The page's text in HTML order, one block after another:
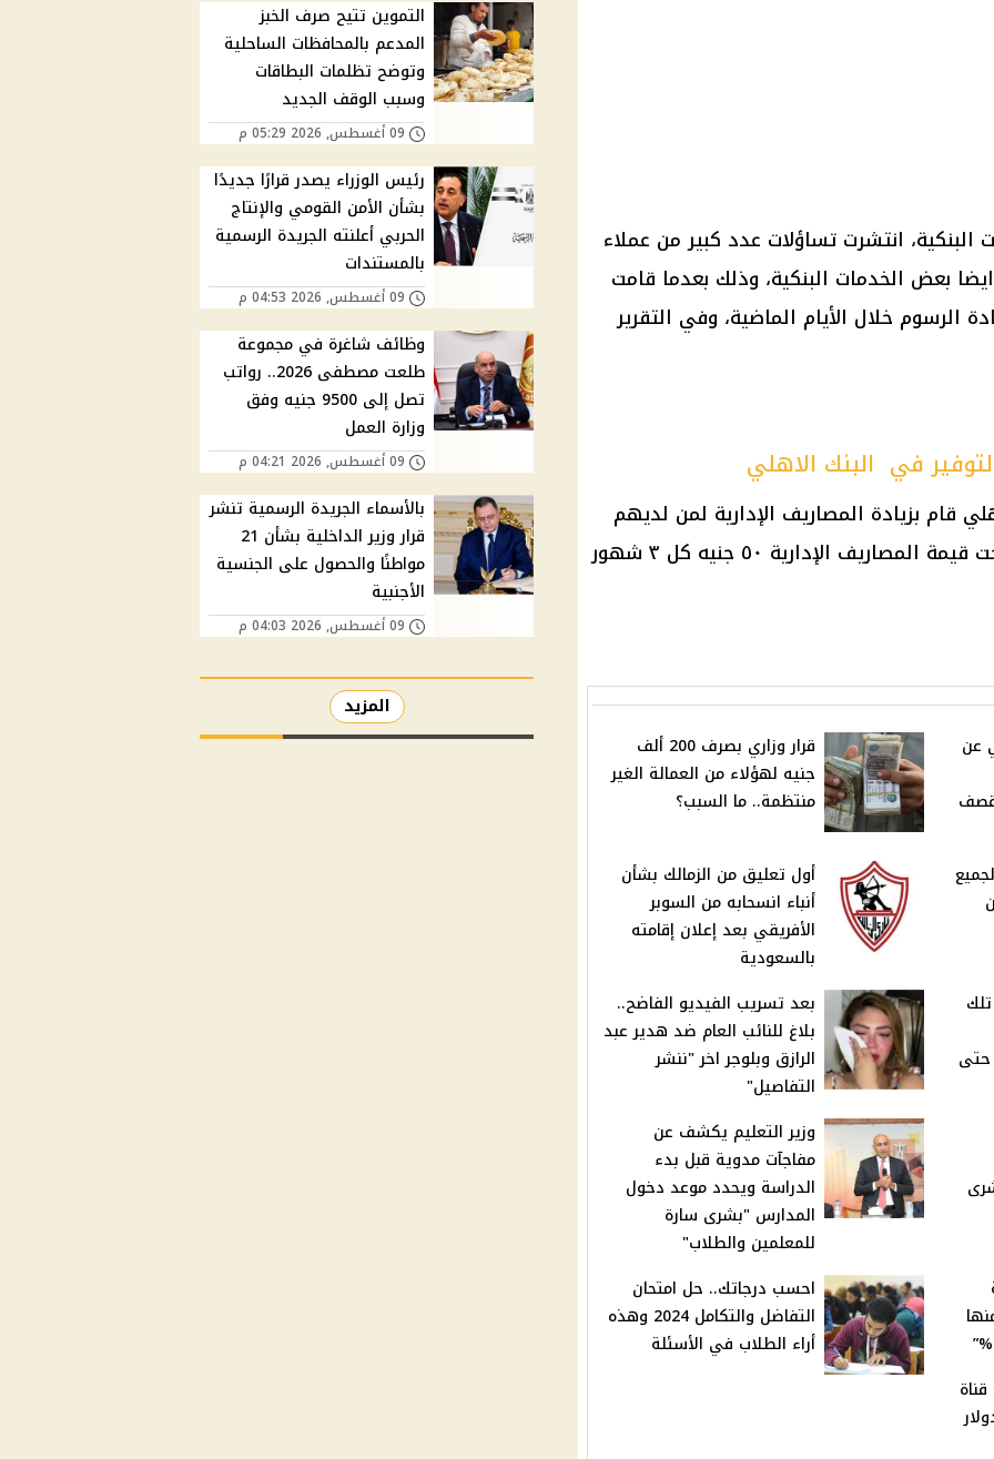
البنكية، انتشرت تساؤلات عدد كبير من عملاء
بعض الخدمات البنكية، وذلك بعدما قامت
الرسوم خلال الأيام الماضية، وفي التقرير
في البنك الاهلي
قام بزيادة المصاريف الإدارية لمن لديهم
المصاريف الإدارية ٥٠ جنيه كل ٣
شهور
عن
قصف
قرار وزاري بصرف 200 ألف
جنيه لهؤلاء من العمالة الغير
منتظمة.. ما السبب؟
أول تعليق من الزمالك بشأن
أنباء انسحابه من السوبر
الأفريقي بعد إعلان إقامته
بالسعودية
تلك
حتى
بعد تسريب الفيديو الفاضح..
بلاغ للنائب العام ضد هدير عبد
الرازق وبلوجر اخر "ننشر
التفاصيل"
وزير التعليم يكشف عن
مفاجآت مدوية قبل بدء
الدراسة ويحدد موعد دخول
المدارس "بشرى سارة
للمعلمين والطلاب"
احسب درجاتك.. حل امتحان
التفاضل والتكامل 2024 وهذه
أراء الطلاب في الأسئلة
التموين تتيح صرف الخبز
المدعم بالمحافظات الساحلية
وتوضح تظلمات البطاقات
وسبب الوقف الجديد
09 أغسطس, 2026 05:29 م
رئيس الوزراء يصدر قرارًا جديدًا
بشأن الأمن القومي والإنتاج
الحربي أعلنته الجريدة الرسمية
بالمستندات
09 أغسطس, 2026 04:53 م
وظائف شاغرة في مجموعة
طلعت مصطفى 2026.. رواتب
تصل إلى 9500 جنيه وفق
وزارة العمل
09 أغسطس, 2026 04:21 م
بالأسماء الجريدة الرسمية تنشر
قرار وزير الداخلية بشأن 21
مواطنًا والحصول على الجنسية
الأجنبية
09 أغسطس, 2026 04:03 م
المزيد